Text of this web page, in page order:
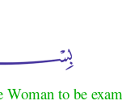
Woman to be